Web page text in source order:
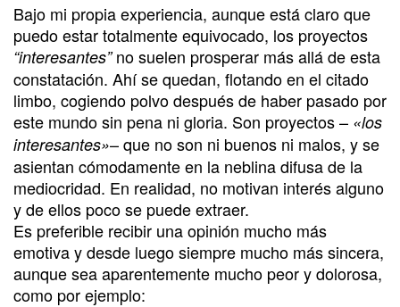
Bajo mi propia experiencia, aunque está claro que
puedo estar totalmente equivocado, los proyectos
“interesantes”no suelen prosperar más allá de esta
constatación. Ahí se quedan, flotando en el citado
limbo, cogiendo polvo después de haber pasado por
este mundo sin pena ni gloria. Son proyectos – «los
interesantes»– que no son ni buenos ni malos, y se
asientan cómodamente en la neblina difusa de la
mediocridad. En realidad, no motivan interés alguno
y de ellos poco se puede extraer.
Es preferible recibir una opinión mucho más
emotiva y desde luego siempre mucho más sincera,
aunque sea aparentemente mucho peor y dolorosa,
como por ejemplo: